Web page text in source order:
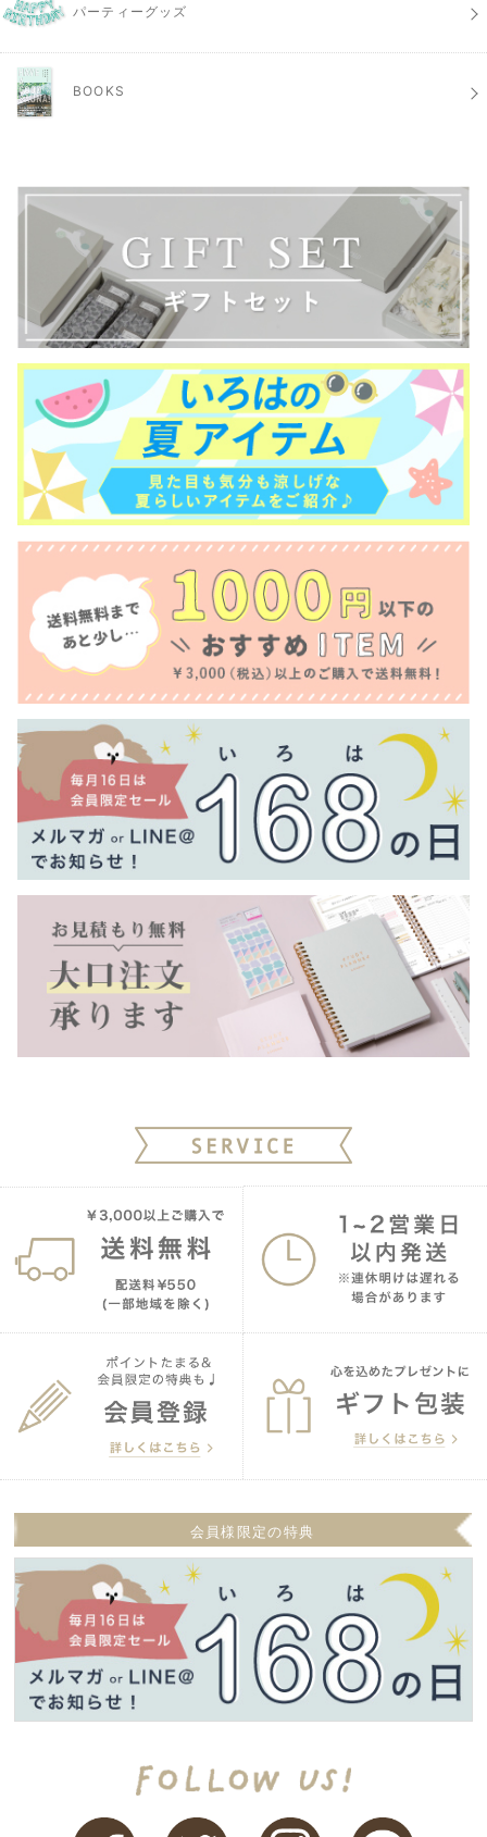
パーティーグッズ
BOOKS
会員様限定の特典